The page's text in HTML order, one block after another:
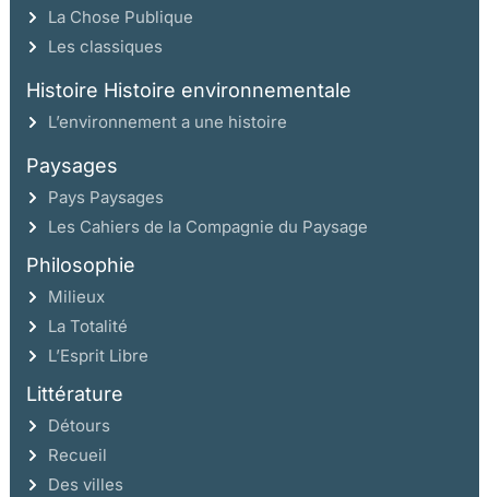
La Chose Publique
Les classiques
Histoire Histoire environnementale
L’environnement a une histoire
Paysages
Pays Paysages
Les Cahiers de la Compagnie du Paysage
Philosophie
Milieux
La Totalité
L’Esprit Libre
Littérature
Détours
Recueil
Des villes